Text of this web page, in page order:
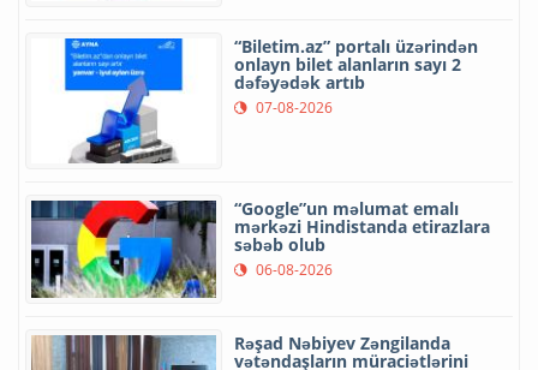
“Biletim.az” portalı üzərindən
onlayn bilet alanların sayı 2
dəfəyədək artıb
07-08-2026
“Google”un məlumat emalı
mərkəzi Hindistanda etirazlara
səbəb olub
06-08-2026
Rəşad Nəbiyev Zəngilanda
vətəndaşların müraciətlərini